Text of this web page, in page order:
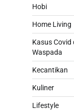
Hobi
Home Living
Kasus Covid
Waspada
Kecantikan
Kuliner
Lifestyle